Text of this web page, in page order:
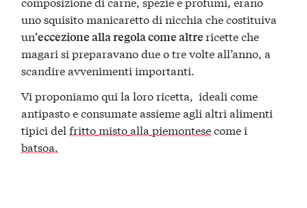
uno squisito manicaretto di nicchia che costituiva
un’eccezione alla regola come altrericette che
magari si preparavano due o tre volte all’anno, a
scandire avvenimenti importanti.
Vi proponiamo qui la loro ricetta, ideali come
antipasto e consumate assieme agli altri alimenti
tipici delfritto misto alla piemontesecome i
batsoa.